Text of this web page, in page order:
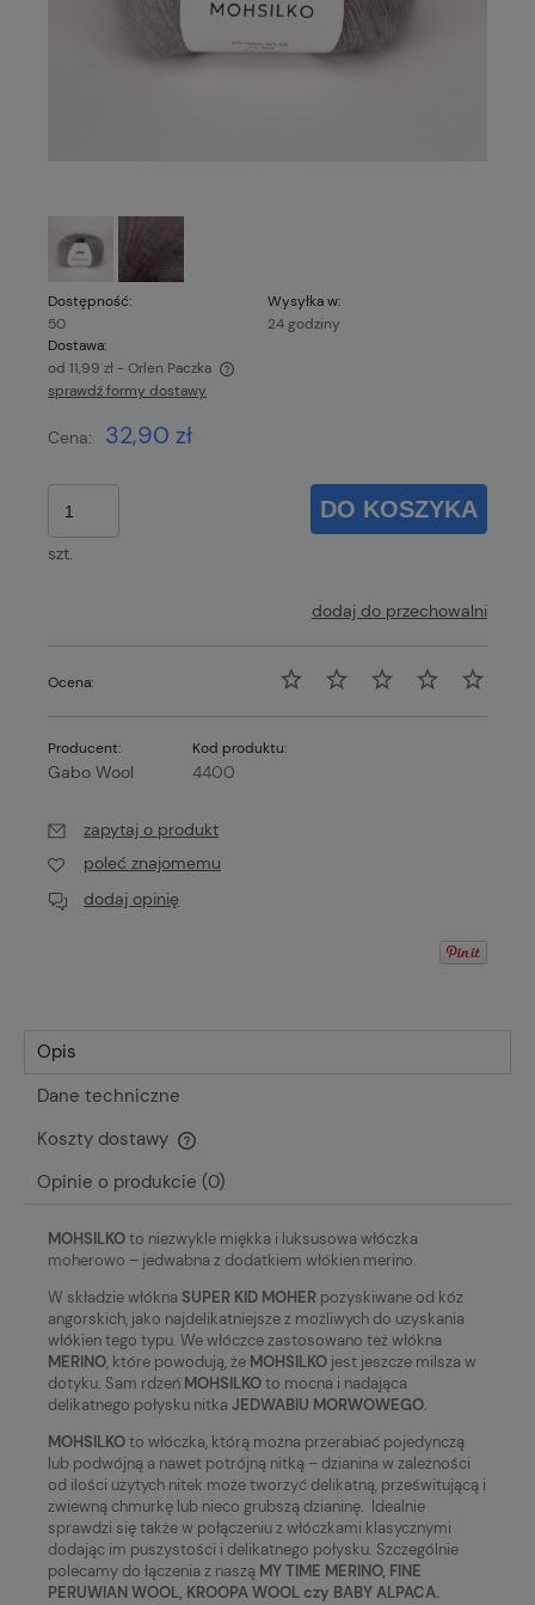
Dostępność:
50
Wysyłka w:
24 godziny
Dostawa:
od 11,99 zł - Orlen Paczka
Cena nie zawiera ewentualnych kosztów płatności
sprawdź formy dostawy
Cena: 32,90 zł
szt.
DO KOSZYKA
dodaj do przechowalni
Ocena:
Producent:
Gabo Wool
Kod produktu:
4400
zapytaj o produkt
poleć znajomemu
dodaj opinię
Opis
Dane techniczne
Koszty dostawy
Cena nie zawiera ewentualnych kosztów płatności
Opinie o produkcie (0)
MOHSILKOto niezwykle miękka i luksusowa włóczka
moherowo – jedwabna z dodatkiem włókien merino.
W składzie włókna SUPER KID MOHER pozyskiwane od kóz
angorskich, jako najdelikatniejsze z możliwych do uzyskania
włókien tego typu. We włóczce zastosowano też włókna
MERINO, które powodują, że MOHSILKO jest jeszcze milsza w
dotyku. Sam rdzeń MOHSILKOto mocna i nadająca
delikatnego połysku nitka JEDWABIU MORWOWEGO.
MOHSILKOto włóczka, którą można przerabiać pojedynczą
lub podwójną a nawet potrójną nitką – dzianina w zależności
od ilości użytych nitek może tworzyć delikatną, prześwitującą i
zwiewną chmurkę lub nieco grubszą dzianinę. Idealnie
sprawdzi się także w połączeniu z włóczkami klasycznymi
dodając im puszystości i delikatnego połysku. Szczególnie
polecamy do łączenia z naszą MY TIME MERINO, FINE
PERUWIAN WOOL, KROOPA WOOL czy BABY ALPACA.